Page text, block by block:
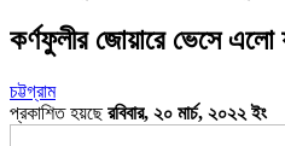
কর্ণফুলীর জোয়ারে ভেসে এলো
চট্টগ্রাম
প্রকাশিত হয়ছেরবিবার, ২০ মার্চ, ২০২২ ইং